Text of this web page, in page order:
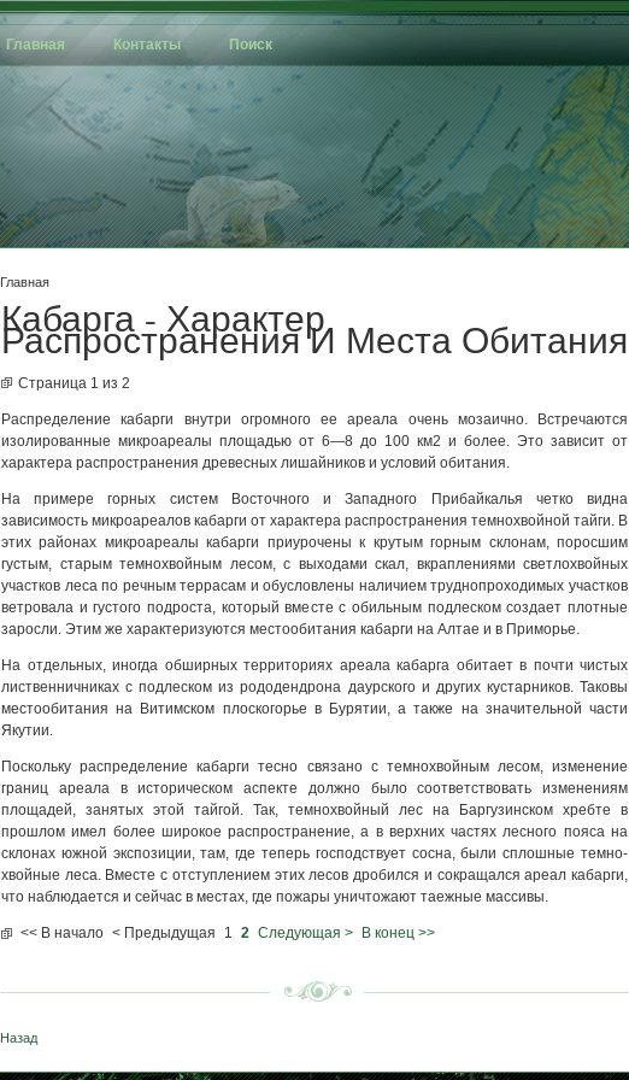
Главная Контакты Поиск
Главная
Кабарга - Характер
Распространения И Места Обитания
Страница 1 из 2
Распределение кабарги внутри огромного ее ареала очень мозаично. Встречаются
изолированные микроареалы площадью от 6—8 до 100 км2 и более. Это зависит от
характера распространения древесных лишайников и условий обитания.
На примере горных систем Восточного и Западного Прибайкалья четко видна
зависимость микроареалов кабарги от характера распространения темнохвойной тайги. В
этих районах микроареалы кабарги приурочены к крутым горным склонам, поросшим
густым, старым темнохвойным лесом, с выходами скал, вкраплениями светлохвойных
участков леса по речным террасам и обусловлены наличием труднопроходимых участков
ветровала и густого подроста, который вместе с обильным подлеском создает плотные
заросли. Этим же характеризуются местообитания кабарги на Алтае и в Приморье.
На отдельных, иногда обширных территориях ареала кабарга обитает в почти чистых
лиственничниках с подлеском из рододендрона даурского и других кустарников. Таковы
местообитания на Витимском плоскогорье в Бурятии, а также на значительной части
Якутии.
Поскольку распределение кабарги тесно связано с темнохвойным лесом, изменение
границ ареала в историческом аспекте должно было соответствовать изменениям
площадей, занятых этой тайгой. Так, темнохвойный лес на Баргузинском хребте в
прошлом имел более широкое распространение, а в верхних частях лесного пояса на
склонах южной экспозиции, там, где теперь господствует сосна, были сплошные темно-
хвойные леса. Вместе с отступлением этих лесов дробился и сокращался ареал кабарги,
что наблюдается и сейчас в местах, где пожары уничтожают таежные массивы.
<< В начало < Предыдущая 1 2 Следующая > В конец >>
Назад